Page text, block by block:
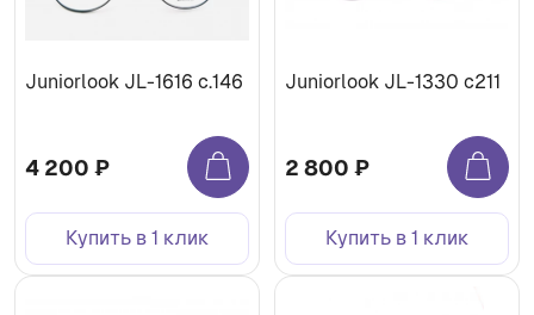
Juniorlook JL-1616 c.146
4 200 ₽
Купить в 1 клик
Juniorlook JL-1330 c211
2 800 ₽
Купить в 1 клик